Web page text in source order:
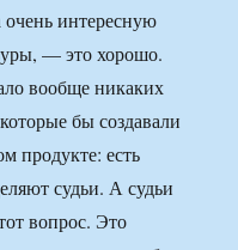
интересную
— это хорошо.
вообще никаких
бы создавали
продукте: есть
судьи. А судьи
вопрос. Это